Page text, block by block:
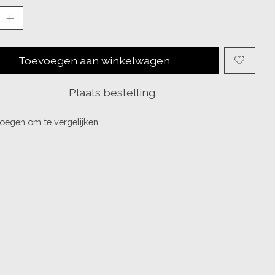
Toevoegen aan winkelwagen
Plaats bestelling
om te vergelijken